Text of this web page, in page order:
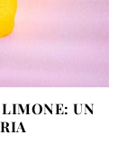
UN